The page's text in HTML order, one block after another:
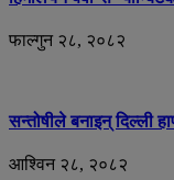
फाल्गुन २८, २०८२
सन्तोषीले बनाइन् दिल्ली
आश्विन २८, २०८२